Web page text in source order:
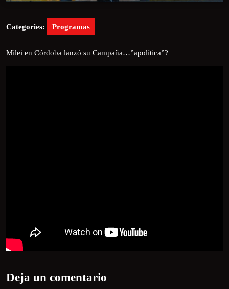
Categories: Programas
Milei en Córdoba lanzó su Campaña…”apolítica”?
Deja un comentario